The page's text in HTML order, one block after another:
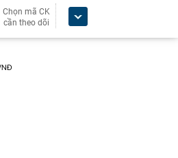
Chọn mã CK
cần theo dõi